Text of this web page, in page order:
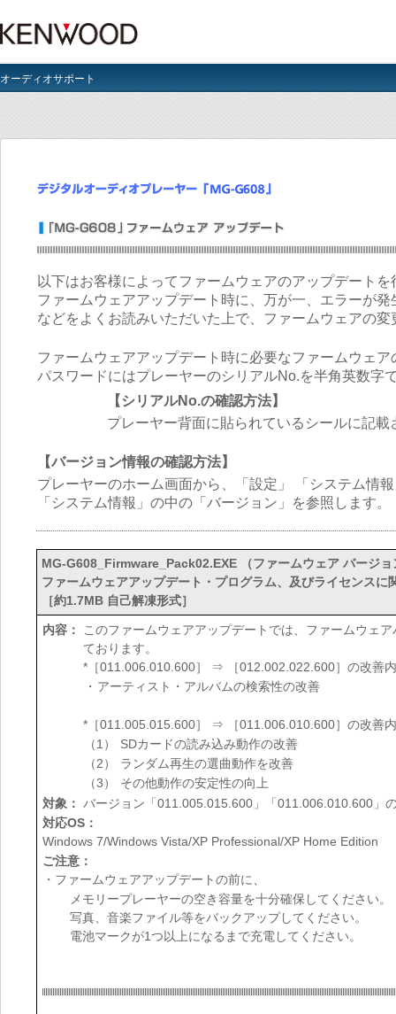
オーディオサポート
以下はお客様によってファームウェアのアップデート
ファームウェアアップデート時に、万が一、エラーが
などをよくお読みいただいた上で、ファームウェアの
ファームウェアアップデート時に必要なファームウェ
パスワードにはプレーヤーのシリアルNo.を半角英数字
【シリアルNo.の確認方法】
プレーヤー背面に貼られているシールに記
【バージョン情報の確認方法】
プレーヤーのホーム画面から、「設定」 「システム情
「システム情報」の中の「バージョン」を参照します。
MG-G608_Firmware_Pack02.EXE （ファームウェア バージ
ファームウェアアップデート・プログラム、及びライセンスに
［約1.7MB 自己解凍形式］
内容：
このファームウェアアップデートでは、ファームウェ
ております。
*［011.006.010.600］ ⇒ ［012.002.022.600］の改善
・ アーティスト・アルバムの検索性の改善
*［011.005.015.600］ ⇒ ［011.006.010.600］の改善
（1）
SDカードの読み込み動作の改善
（2）
ランダム再生の選曲動作を改善
（3）
その他動作の安定性の向上
対象： バージョン「011.005.015.600」「011.006.010.600」
対応OS：
Windows 7/Windows Vista/XP Professional/XP Home Edition
ご注意：
・ファームウェアアップデートの前に、
メモリープレーヤーの空き容量を十分確保してください
写真、音楽ファイル等をバックアップしてください。
電池マークが1つ以上になるまで充電してください。